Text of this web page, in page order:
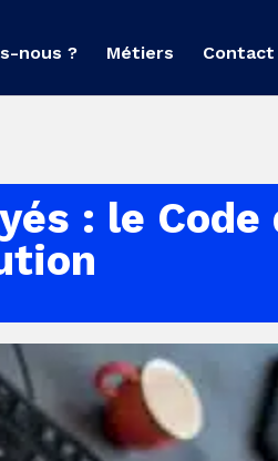
nous ? Métiers Contact
: le